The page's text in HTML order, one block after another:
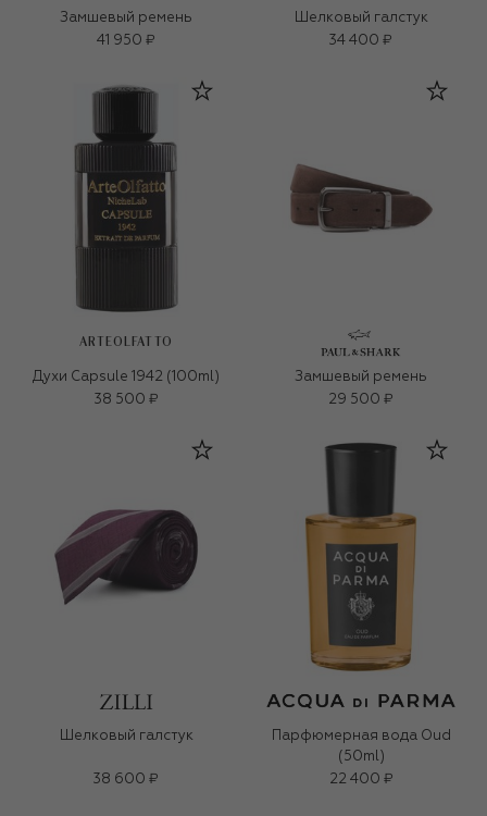
Замшевый ремень
41 950 ₽
Шелковый галстук
34 400 ₽
ARTEOLFATTO
Духи Capsule 1942 (100ml)
38 500 ₽
Замшевый ремень
29 500 ₽
Шелковый галстук
38 600 ₽
Парфюмерная вода Oud
(50ml)
22 400 ₽